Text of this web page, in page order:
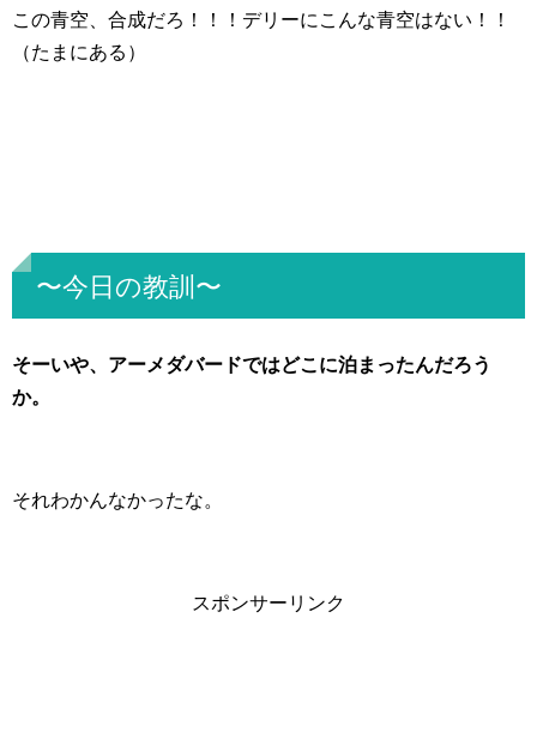
この青空、合成だろ！！！デリーにこんな青空はない！！
（たまにある）
〜今日の教訓〜
そーいや、アーメダバードではどこに泊まったんだろう
か。
それわかんなかったな。
スポンサーリンク